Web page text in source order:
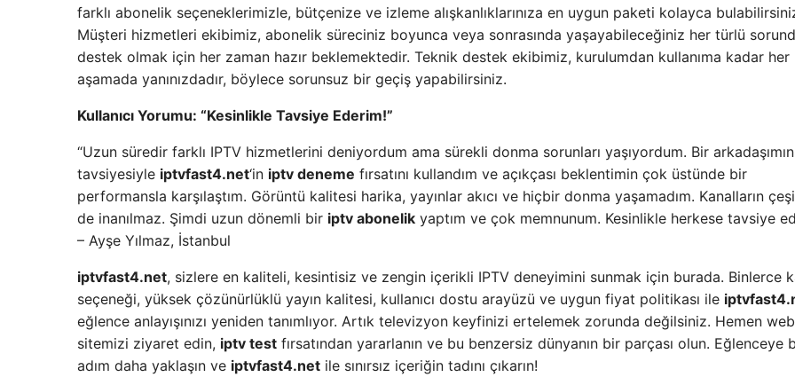
farklı abonelik seçeneklerimizle, bütçenize ve izleme alışkanlıklarınıza en uygun paketi kolayca
Müşteri hizmetleri ekibimiz, abonelik süreciniz boyunca veya sonrasında yaşayabileceğiniz her türlü
destek olmak için her zaman hazır beklemektedir. Teknik destek ekibimiz, kurulumdan kullanıma kadar her
aşamada yanınızdadır, böylece sorunsuz bir geçiş yapabilirsiniz.
Kullanıcı Yorumu: “Kesinlikle Tavsiye Ederim!”
“Uzun süredir farklı IPTV hizmetlerini deniyordum ama sürekli donma sorunları yaşıyordum. Bir arkadaşımın
tavsiyesiyle iptvfast4.net‘in iptv deneme fırsatını kullandım ve açıkçası beklentimin çok üstünde bir
performansla karşılaştım. Görüntü kalitesi harika, yayınlar akıcı ve hiçbir donma yaşamadım. Kanalların
de inanılmaz. Şimdi uzun dönemli bir iptv abonelik yaptım ve çok memnunum. Kesinlikle herkese tavsiye
– Ayşe Yılmaz, İstanbul
iptvfast4.net, sizlere en kaliteli, kesintisiz ve zengin içerikli IPTV deneyimini sunmak için burada. Binlerce
seçeneği, yüksek çözünürlüklü yayın kalitesi, kullanıcı dostu arayüzü ve uygun fiyat politikası ile
eğlence anlayışınızı yeniden tanımlıyor. Artık televizyon keyfinizi ertelemek zorunda değilsiniz. Hemen web
sitemizi ziyaret edin, iptv test fırsatından yararlanın ve bu benzersiz dünyanın bir parçası olun. Eğlenceye
adım daha yaklaşın ve iptvfast4.net ile sınırsız içeriğin tadını çıkarın!